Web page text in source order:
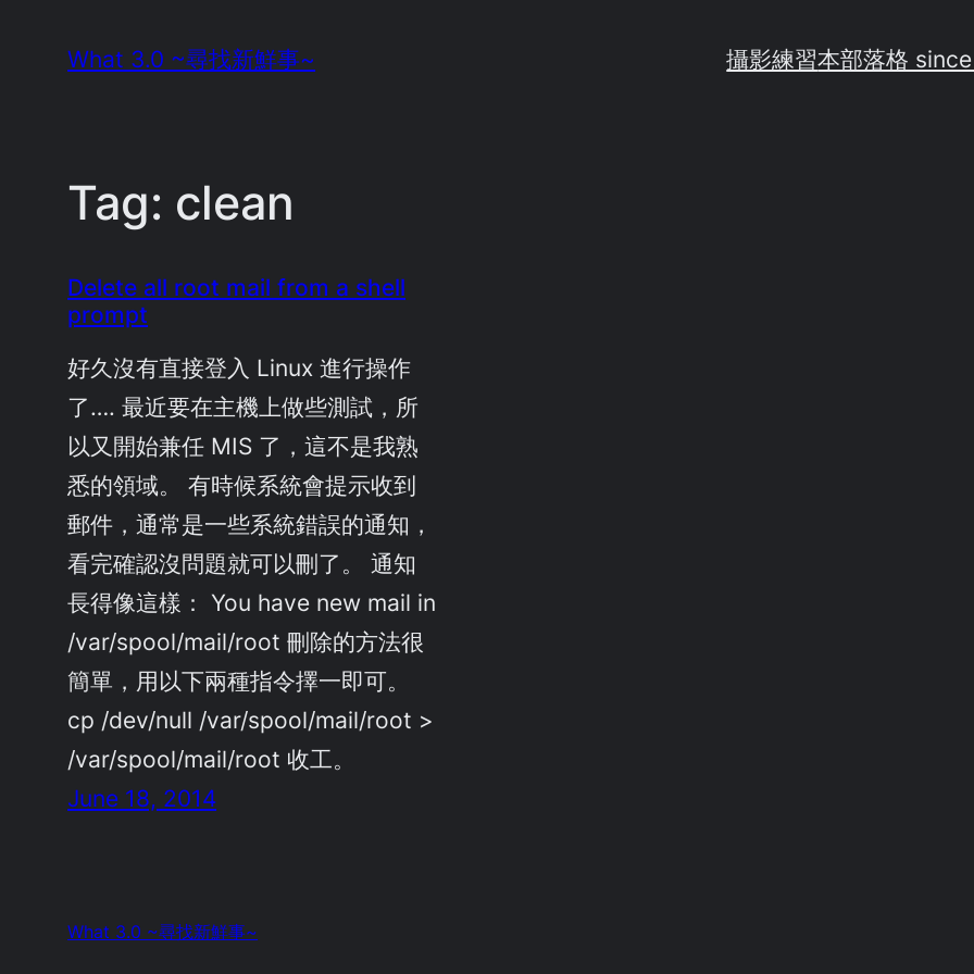
What 3.0 ~尋找新鮮事~ 攝影練習本部落格
Tag: clean
Delete all root mail from a shell
prompt
好久沒有直接登入 Linux 進行操作
了…. 最近要在主機上做些測試，所
以又開始兼任 MIS 了，這不是我熟
悉的領域。 有時候系統會提示收到
郵件，通常是一些系統錯誤的通知，
看完確認沒問題就可以刪了。 通知
長得像這樣： You have new mail in
/var/spool/mail/root 刪除的方法很
簡單，用以下兩種指令擇一即可。
cp /dev/null /var/spool/mail/root >
/var/spool/mail/root 收工。
June 18, 2014
What 3.0 ~尋找新鮮事~